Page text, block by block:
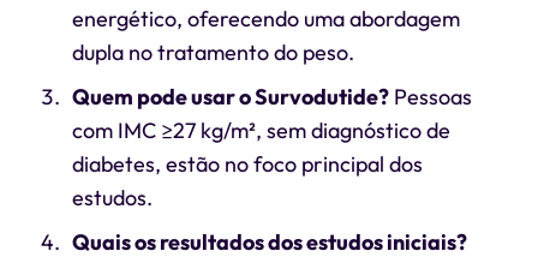
energético, oferecendo uma abordagem
dupla no tratamento do peso.
Quem pode usar o Survodutide?Pessoas
com IMC ≥27 kg/m², sem diagnóstico de
diabetes, estão no foco principal dos
estudos.
Quais os resultados dos estudos iniciais?